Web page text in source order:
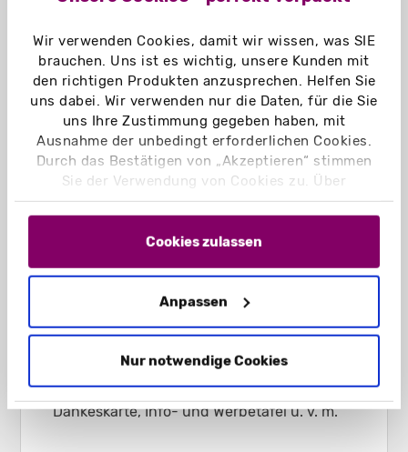
Wir verwenden Cookies, damit wir wissen, was SIE
brauchen. Uns ist es wichtig, unsere Kunden mit
den richtigen Produkten anzusprechen. Helfen Sie
uns dabei. Wir verwenden nur die Daten, für die Sie
uns Ihre Zustimmung gegeben haben, mit
Ausnahme der unbedingt erforderlichen Cookies.
Durch das Bestätigen von „Akzeptieren“ stimmen
Sie der Verwendung von Cookies zu. Über
„Einstellungen“ können Sie auswählen, welche
Cookies Sie zulassen. Hier finden Sie unser
und unsereDatenschutzerklärung
Cookies zulassen
Anpassen
Nur notwendige Cookies
Sichtbarer Bildausschnitt:
170 mm x 118 mm (Rahmenbreite ca. 18 mm)
Leergewicht:
ca. 22 g
Material:
Chromokarton GC1 weiß 250 g/m²
Chromokarton GC1 weiß Naturseite
Naturkarton braun 225 g/m²
Naturkarton schwarz 300 g/m²
Graskarton 350 g/m²
Einsatzbereich:
Geschenk, besondere Einladungs- oder
Dankeskarte, Info- und Werbetafel u. v. m.